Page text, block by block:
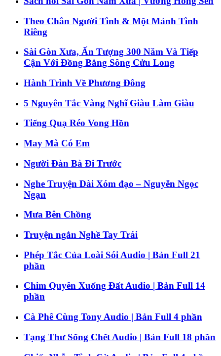
Theo Chân Người Tình & Một Mảnh Tình
Riêng
Sài Gòn Xưa, Ấn Tượng 300 Năm Và Tiếp
Cận Với Đồng Bằng Sông Cửu Long
Hành Trình Về Phương Đông
5 Nguyên Tắc Vàng Nghĩ Giàu Làm Giàu
Tiếng Quạ Réo Vong Hồn
May Mà Có Em
Người Đàn Bà Đi Trước
Nghe Truyện Dài Xóm đạo – Nguyễn Ngọc
Ngạn
Mưa Bên Chồng
Truyện ngắn Nghề Tay Trái
Phép Tắc Của Loài Sói Audio | Bản Full 21
phần
Chim Quyên Xuống Đất Audio | Bản Full 14
phần
Cà Phê Cùng Tony Audio | Bản Full 4 phần
Tạng Thư Sống Chết Audio | Bản Full 18 phần